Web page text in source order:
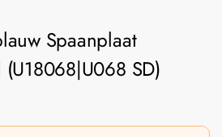
Spaanplaat
SD)